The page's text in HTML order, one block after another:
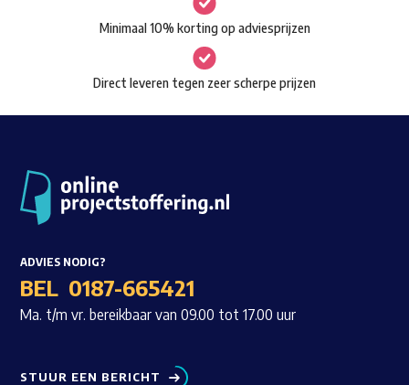
worden
op
de
productpagina
Minimaal 10% korting op adviesprijzen
Direct leveren tegen zeer scherpe prijzen
ADVIES NODIG?
BEL 0187-665421
Ma. t/m vr. bereikbaar van 09.00 tot 17.00 uur
STUUR EEN BERICHT